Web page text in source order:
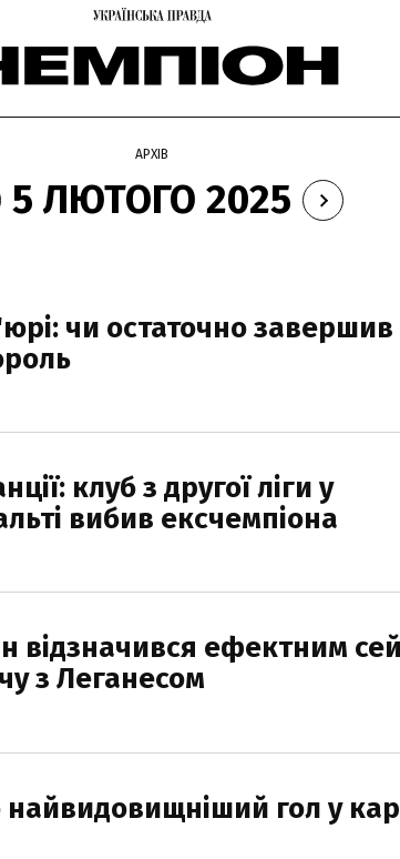
АРХІВ
5 ЛЮТОГО 2025
чи остаточно завершив
клуб з другої ліги у
вибив ексчемпіона
відзначився ефектним
з Леганесом
найвидовищніший гол у